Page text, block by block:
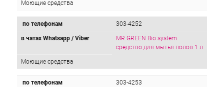
Моющие средства
по телефонам 303-4252
в чатах Whatsapp / Viber
MR.GREEN Bio system
средство для мытья полов 1 л
Моющие средства
по телефонам 303-4253